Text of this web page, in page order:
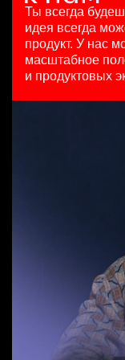
4 авг. 2026
150000 ₽
Нижний Новгород
125000 - 175000 ₽
Ярославль
Менеджер по
24 июл. 2026
з/п не указана
Ташкент
Data Scientist в
29 июл. 2026
Москва
Ты всегда
идея всегда
продукт. У нас
масштабное
и продуктовых